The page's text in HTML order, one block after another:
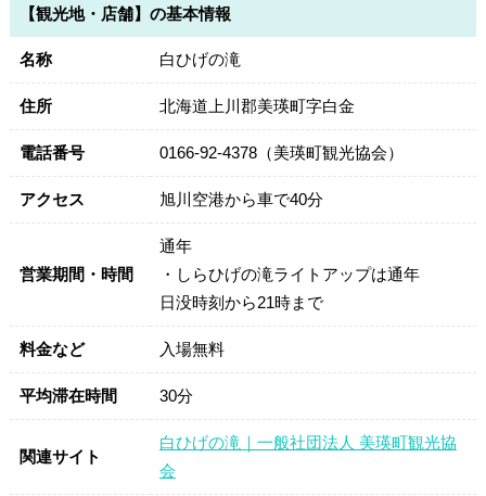
【観光地・店舗】の基本情報
名称 白ひげの滝
住所 北海道上川郡美瑛町字白金
電話番号 0166-92-4378（美瑛町観光協会）
アクセス 旭川空港から車で40分
営業期間・時間
通年
・しらひげの滝ライトアップは通年
日没時刻から21時まで
料金など 入場無料
平均滞在時間 30分
関連サイト
白ひげの滝｜一般社団法人 美瑛町観光協
会